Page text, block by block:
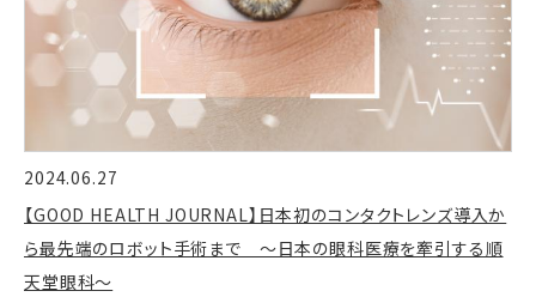
2024.06.27
【GOOD HEALTH JOURNAL】日本初のコンタクトレンズ導入か
ら最先端のロボット手術まで ～日本の眼科医療を牽引する順
天堂眼科～